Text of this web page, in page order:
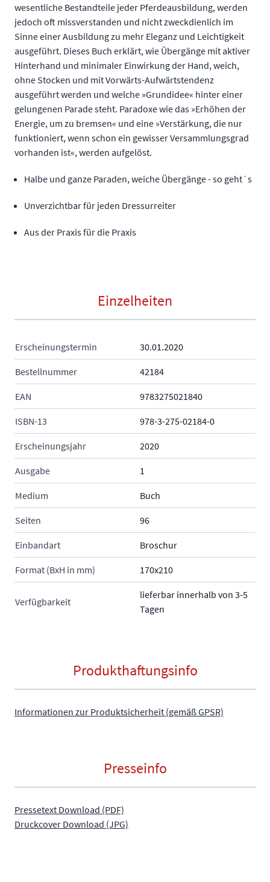
wesentliche Bestandteile jeder Pferdeausbildung, werden
jedoch oft missverstanden und nicht zweckdienlich im
Sinne einer Ausbildung zu mehr Eleganz und Leichtigkeit
ausgeführt. Dieses Buch erklärt, wie Übergänge mit aktiver
Hinterhand und minimaler Einwirkung der Hand, weich,
ohne Stocken und mit Vorwärts-Aufwärtstendenz
ausgeführt werden und welche »Grundidee« hinter einer
gelungenen Parade steht. Paradoxe wie das »Erhöhen der
Energie, um zu bremsen« und eine »Verstärkung, die nur
funktioniert, wenn schon ein gewisser Versammlungsgrad
vorhanden ist«, werden aufgelöst.
Halbe und ganze Paraden, weiche Übergänge - so geht´s
Unverzichtbar für jeden Dressurreiter
Aus der Praxis für die Praxis
Einzelheiten
Erscheinungstermin 30.01.2020
Bestellnummer 42184
EAN 9783275021840
ISBN-13 978-3-275-02184-0
Erscheinungsjahr 2020
Ausgabe 1
Medium Buch
Seiten 96
Einbandart Broschur
Format (BxH in mm) 170x210
Verfügbarkeit
lieferbar innerhalb von 3-5
Tagen
Produkthaftungsinfo
Informationen zur Produktsicherheit (gemäß GPSR)
Presseinfo
Pressetext Download (PDF)
Druckcover Download (JPG)